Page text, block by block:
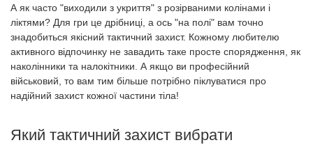
А як часто "виходили з укриття" з розірваними колінами і
ліктями? Для гри це дрібниці, а ось "на полі" вам точно
знадобиться якісний тактичний захист. Кожному любителю
активного відпочинку не завадить таке просте спорядження, як
наколінники та налокітники. А якщо ви професійний
військовий, то вам тим більше потрібно піклуватися про
надійний захист кожної частини тіла!
Який тактичний захист вибрати